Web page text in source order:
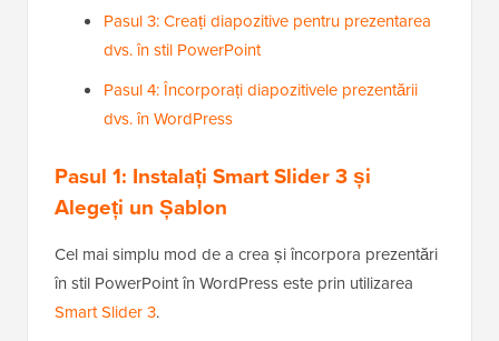
Pasul 3: Creați diapozitive pentru prezentarea
dvs. în stil PowerPoint
Pasul 4: Încorporați diapozitivele prezentării
dvs. în WordPress
Pasul 1: Instalați Smart Slider 3 și
Alegeți un Șablon
Cel mai simplu mod de a crea și încorpora prezentări
în stil PowerPoint în WordPress este prin utilizarea
Smart Slider 3.